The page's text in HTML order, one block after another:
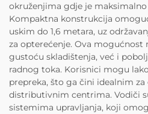
okruženjima gdje je
Kompaktna konstrukcija
uskim do 1,6 metara, uz
za opterećenje. Ova mogućnost
gustoću skladištenja, već i
radnog toka. Korisnici mogu
prepreka, što ga čini idealnim
distributivnim centrima. Vodiči
sistemima upravljanja, koji